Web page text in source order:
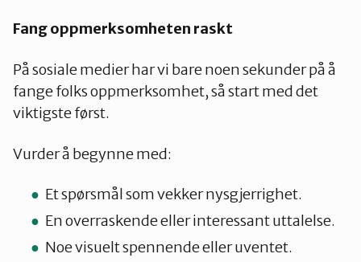
Fang oppmerksomheten raskt
På sosiale medier har vi bare noen sekunder på å
fange folks oppmerksomhet, så start med det
viktigste først.
Vurder å begynne med:
Et spørsmål som vekker nysgjerrighet.
En overraskende eller interessant uttalelse.
Noe visuelt spennende eller uventet.